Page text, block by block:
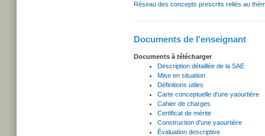
Réseau des concepts prescrits reliés au
Documents de l'enseignant
Documents à télécharger
Description détaillée de la SAE
Mise en situation
Définitions utiles
Carte conceptuelle d'une yaourtière
Cahier de charges
Certificat de mérite
Construction d'une yaourtière
Évaluation descriptive